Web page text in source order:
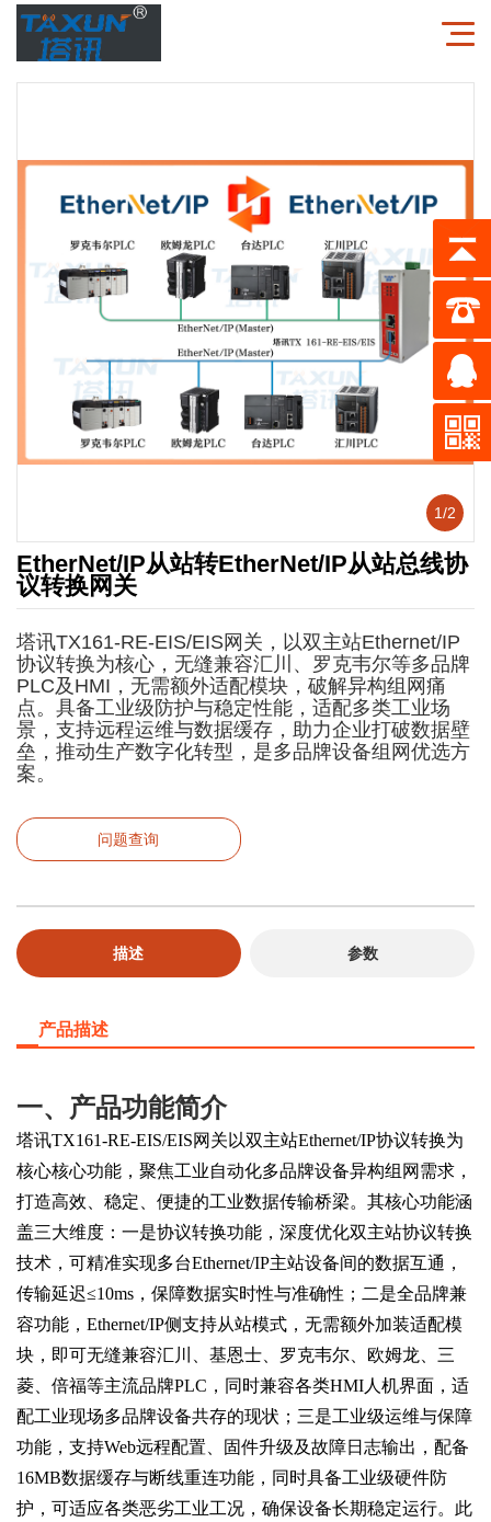
1/2
EtherNet/IP从站转EtherNet/IP从站总线协
议转换网关
塔讯TX161-RE-EIS/EIS网关，以双主站Ethernet/IP
协议转换为核心，无缝兼容汇川、罗克韦尔等多品牌
PLC及HMI，无需额外适配模块，破解异构组网痛
点。具备工业级防护与稳定性能，适配多类工业场
景，支持远程运维与数据缓存，助力企业打破数据壁
垒，推动生产数字化转型，是多品牌设备组网优选方
案。
问题查询
描述 参数
产品描述
一、产品功能简介
塔讯TX161-RE-EIS/EIS网关以双主站Ethernet/IP协议转换为
核心核心功能，聚焦工业自动化多品牌设备异构组网需求，
打造高效、稳定、便捷的工业数据传输桥梁。其核心功能涵
盖三大维度：一是协议转换功能，深度优化双主站协议转换
技术，可精准实现多台Ethernet/IP主站设备间的数据互通，
传输延迟≤10ms，保障数据实时性与准确性；二是全品牌兼
容功能，Ethernet/IP侧支持从站模式，无需额外加装适配模
块，即可无缝兼容汇川、基恩士、罗克韦尔、欧姆龙、三
菱、倍福等主流品牌PLC，同时兼容各类HMI人机界面，适
配工业现场多品牌设备共存的现状；三是工业级运维与保障
功能，支持Web远程配置、固件升级及故障日志输出，配备
16MB数据缓存与断线重连功能，同时具备工业级硬件防
护，可适应各类恶劣工业工况，确保设备长期稳定运行。此